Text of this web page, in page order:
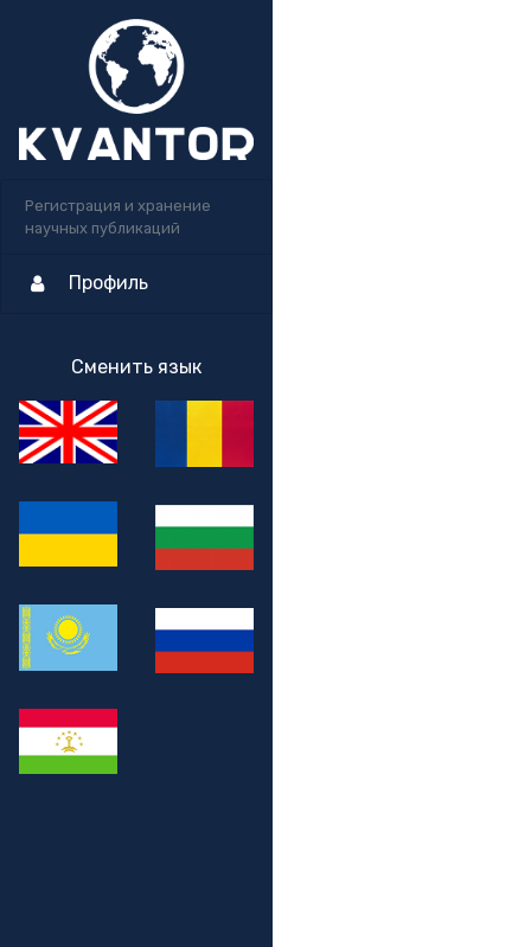
Регистрация и хранение
научных публикаций
Профиль
Сменить язык